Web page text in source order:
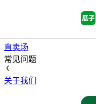
直卖场
常见问题
关于我们